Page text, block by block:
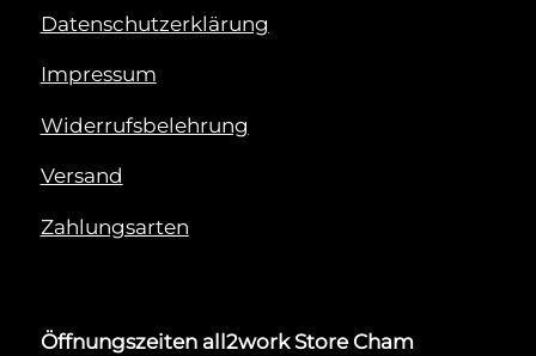
Datenschutzerklärung
Impressum
Widerrufsbelehrung
Versand
Zahlungsarten
Öffnungszeiten all2work Store Cham